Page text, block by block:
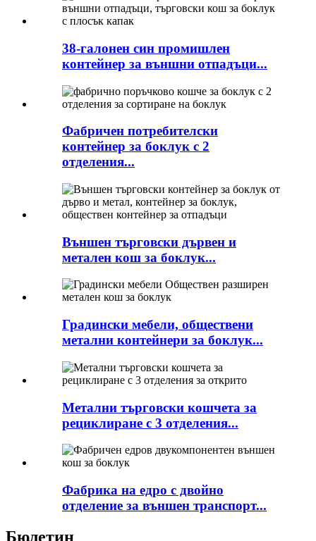
38-галонен син промишлен
контейнер за външни отпадъци...
Фабричен потребителски
контейнер за боклук с 2
отделения...
Външен търговски дървен и
метален кош за боклук...
Градински мебели, обществени
метални контейнери за боклук...
Метални търговски кошчета за
рециклиране с 3 отделения...
Фабрика на едро с двойно
отделение за външен транспорт...
Бюлетин